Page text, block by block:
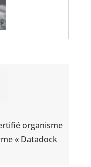
organisme
« Datadock